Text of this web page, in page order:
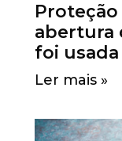
abertura
foi
Ler mais »